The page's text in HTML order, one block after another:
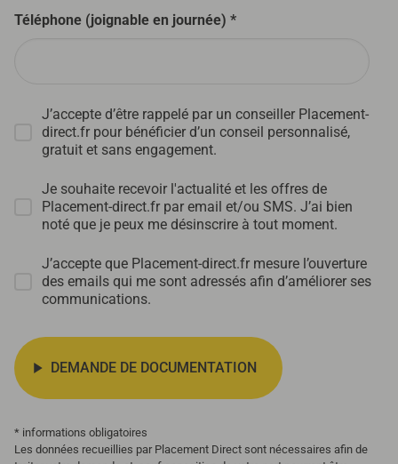
Téléphone (joignable en journée) *
J’accepte d’être rappelé par un conseiller Placement-
direct.fr pour bénéficier d’un conseil personnalisé,
gratuit et sans engagement.
Je souhaite recevoir l'actualité et les offres de
Placement-direct.fr par email et/ou SMS. J’ai bien
noté que je peux me désinscrire à tout moment.
J’accepte que Placement-direct.fr mesure l’ouverture
des emails qui me sont adressés afin d’améliorer ses
communications.
DEMANDE DE DOCUMENTATION
* informations obligatoires
Les données recueillies par Placement Direct sont nécessaires afin de